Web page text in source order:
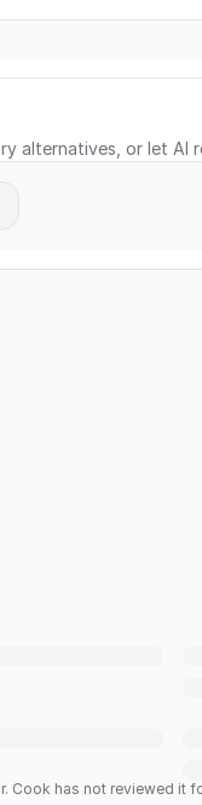
alternatives, or let AI
Cook has not reviewed it